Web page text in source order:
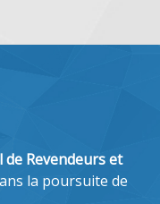
Revendeurs et
la poursuite de